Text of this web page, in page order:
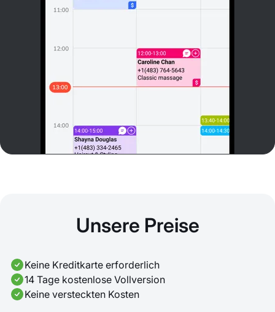
Unsere Preise
Keine Kreditkarte erforderlich
14 Tage kostenlose Vollversion
Keine versteckten Kosten